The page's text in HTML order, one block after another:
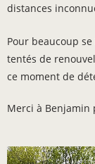
distances
Pour beaucoup
tentés de
ce moment de
Merci à Benjamin